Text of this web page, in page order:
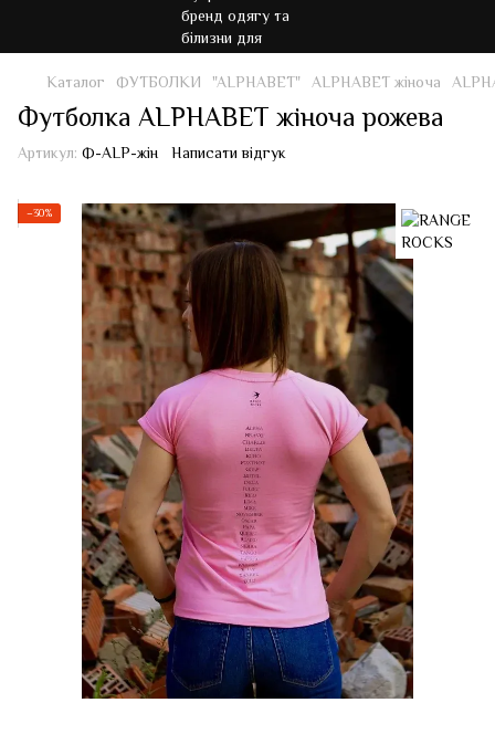
Каталог ФУТБОЛКИ "ALPHABET" ALPHABET жіноча
Футболка ALPHABET жіноча рожева
Артикул: Ф-ALP-жін Написати відгук
−30%